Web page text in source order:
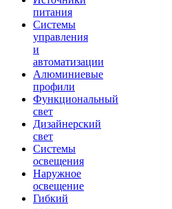
питания
Системы
управления
и
автоматизации
Алюминиевые
профили
Функциональный
свет
Дизайнерский
свет
Системы
освещения
Наружное
освещение
Гибкий